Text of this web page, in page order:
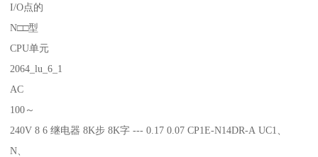
I/O点的
N□□型
CPU单元
2064_lu_6_1
AC
100～
240V 8 6 继电器 8K步 8K字 --- 0.17 0.07 CP1E-N14DR-A UC1、
N、